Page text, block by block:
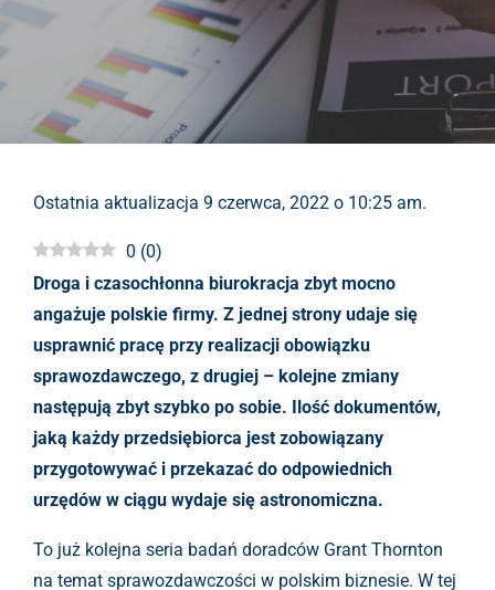
Ostatnia aktualizacja 9 czerwca, 2022 o 10:25 am.
0 (0)
Droga i czasochłonna biurokracja zbyt mocno
angażuje polskie firmy. Z jednej strony udaje się
usprawnić pracę przy realizacji obowiązku
sprawozdawczego, z drugiej – kolejne zmiany
następują zbyt szybko po sobie. Ilość dokumentów,
jaką każdy przedsiębiorca jest zobowiązany
przygotowywać i przekazać do odpowiednich
urzędów w ciągu wydaje się astronomiczna.
To już kolejna seria badań doradców Grant Thornton
na temat sprawozdawczości w polskim biznesie. W tej